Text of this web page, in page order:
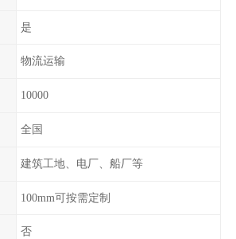
是
物流运输
10000
全国
建筑工地、电厂、船厂等
100mm可按需定制
否